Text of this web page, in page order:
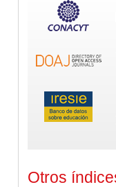
Otros